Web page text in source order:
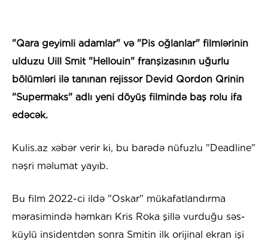
"Qara geyimli adamlar" və "Pis oğlanlar" filmlərinin
ulduzu Uill Smit "Hellouin" franşizasının uğurlu
bölümləri ilə tanınan rejissor Devid Qordon Qrinin
"Supermaks" adlı yeni döyüş filmində baş rolu ifa
edəcək.
Kulis.az xəbər verir ki, bu barədə nüfuzlu "Deadline"
nəşri məlumat yayıb.
Bu film 2022-ci ildə "Oskar" mükafatlandırma
mərasimində həmkarı Kris Roka şillə vurduğu səs-
küylü insidentdən sonra Smitin ilk orijinal ekran işi